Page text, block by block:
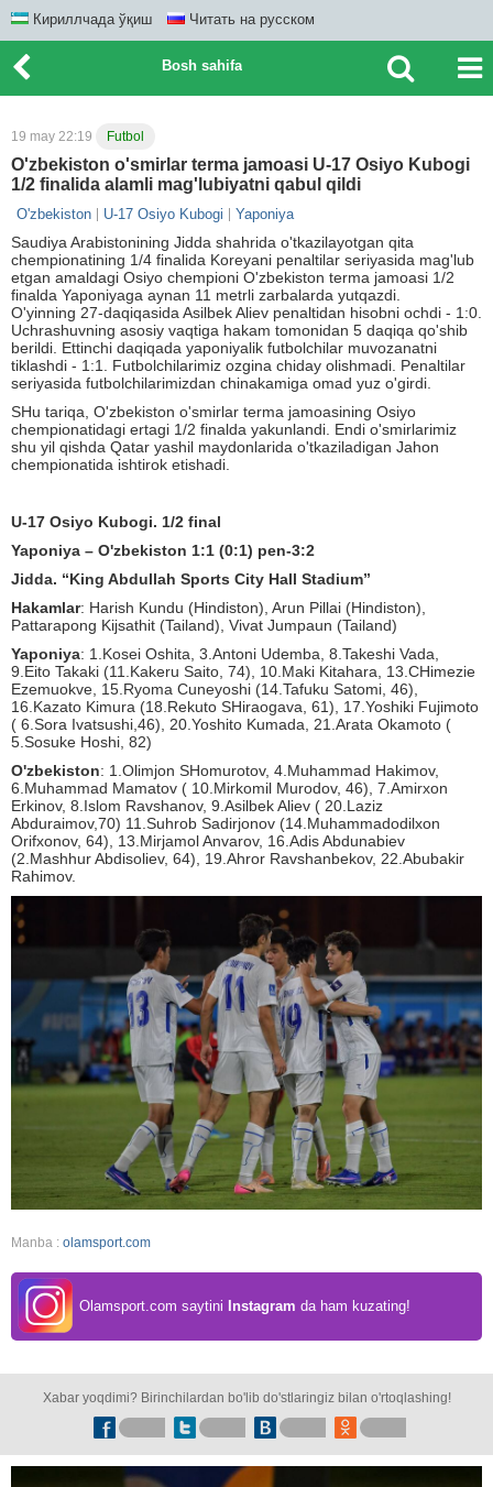
Кириллчада ўқиш Читать на русском
Bosh sahifa
19 may 22:19 Futbol
O'zbekiston o'smirlar terma jamoasi U-17 Osiyo Kubogi
1/2 finalida alamli mag'lubiyatni qabul qildi
O'zbekiston U-17 Osiyo Kubogi Yaponiya
Saudiya Arabistonining Jidda shahrida o'tkazilayotgan qita
chempionatining 1/4 finalida Koreyani penaltilar seriyasida mag'lub
etgan amaldagi Osiyo chempioni O'zbekiston terma jamoasi 1/2
finalda Yaponiyaga aynan 11 metrli zarbalarda yutqazdi.
O'yinning 27-daqiqasida Asilbek Aliev penaltidan hisobni ochdi - 1:0.
Uchrashuvning asosiy vaqtiga hakam tomonidan 5 daqiqa qo'shib
berildi. Ettinchi daqiqada yaponiyalik futbolchilar muvozanatni
tiklashdi - 1:1. Futbolchilarimiz ozgina chiday olishmadi. Penaltilar
seriyasida futbolchilarimizdan chinakamiga omad yuz o'girdi.
SHu tariqa, O'zbekiston o'smirlar terma jamoasining Osiyo
chempionatidagi ertagi 1/2 finalda yakunlandi. Endi o'smirlarimiz
shu yil qishda Qatar yashil maydonlarida o'tkaziladigan Jahon
chempionatida ishtirok etishadi.
U-17 Osiyo Kubogi. 1/2 final
Yaponiya – O'zbekiston 1:1 (0:1) pen-3:2
Jidda. “King Abdullah Sports City Hall Stadium”
Hakamlar: Harish Kundu (Hindiston), Arun Pillai (Hindiston),
Pattarapong Kijsathit (Tailand), Vivat Jumpaun (Tailand)
Yaponiya: 1.Kosei Oshita, 3.Antoni Udemba, 8.Takeshi Vada,
9.Eito Takaki (11.Kakeru Saito, 74), 10.Maki Kitahara, 13.CHimezie
Ezemuokve, 15.Ryoma Cuneyoshi (14.Tafuku Satomi, 46),
16.Kazato Kimura (18.Rekuto SHiraogava, 61), 17.Yoshiki Fujimoto
( 6.Sora Ivatsushi,46), 20.Yoshito Kumada, 21.Arata Okamoto (
5.Sosuke Hoshi, 82)
O'zbekiston: 1.Olimjon SHomurotov, 4.Muhammad Hakimov,
6.Muhammad Mamatov ( 10.Mirkomil Murodov, 46), 7.Amirxon
Erkinov, 8.Islom Ravshanov, 9.Asilbek Aliev ( 20.Laziz
Abduraimov,70) 11.Suhrob Sadirjonov (14.Muhammadodilxon
Orifxonov, 64), 13.Mirjamol Anvarov, 16.Adis Abdunabiev
(2.Mashhur Abdisoliev, 64), 19.Ahror Ravshanbekov, 22.Abubakir
Rahimov.
Manba : olamsport.com
Olamsport.com saytini Instagram da ham kuzating!
Xabar yoqdimi? Birinchilardan bo'lib do'stlaringiz bilan o'rtoqlashing!